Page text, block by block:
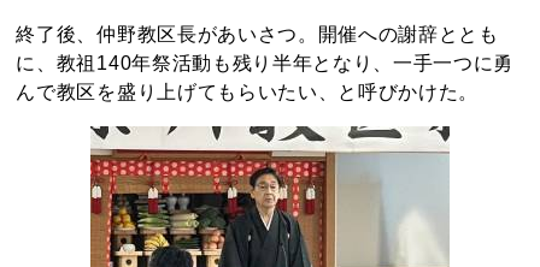
終了後、仲野教区長があいさつ。開催への謝辞ととも
に、教祖140年祭活動も残り半年となり、一手一つに勇
んで教区を盛り上げてもらいたい、と呼びかけた。